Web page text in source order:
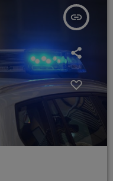
insert_link